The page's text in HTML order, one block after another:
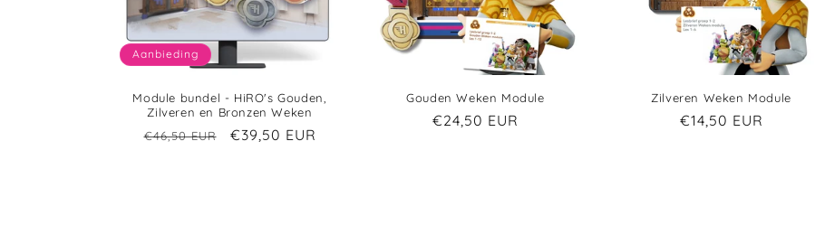
Aanbieding
Module bundel - HiRO's Gouden,
Zilveren en Bronzen Weken
€46,50 EUR
€39,50 EUR
Gouden Weken Module
€24,50 EUR
Zilveren Weken Module
€14,50 EUR